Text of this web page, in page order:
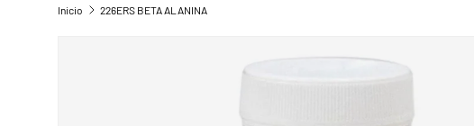
Inicio 226ERS BETA ALANINA
IR DIRECTAMENTE A LA INFORMACIÓN DEL PRODUCTO